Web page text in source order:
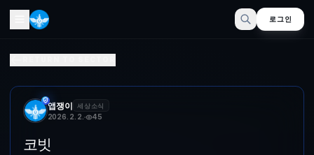
로그인
앱쟁이 세상소식
2026. 2. 2. 45
코빗